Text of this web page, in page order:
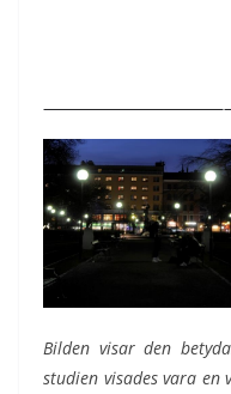
Bilden visar den
studien visades vara